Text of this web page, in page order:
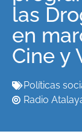
las
en
Cine y
Políticas
Radio